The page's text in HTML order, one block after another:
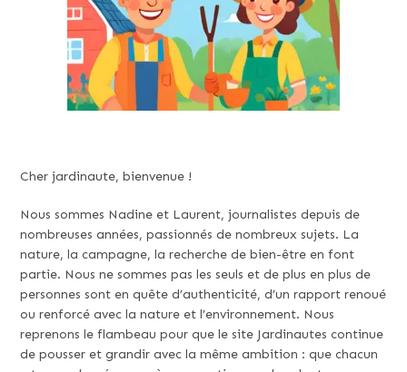
Cher jardinaute, bienvenue !
Nous sommes Nadine et Laurent, journalistes depuis de
nombreuses années, passionnés de nombreux sujets. La
nature, la campagne, la recherche de bien-être en font
partie. Nous ne sommes pas les seuls et de plus en plus de
personnes sont en quête d’authenticité, d’un rapport renoué
ou renforcé avec la nature et l’environnement. Nous
reprenons le flambeau pour que le site Jardinautes continue
de pousser et grandir avec la même ambition : que chacun